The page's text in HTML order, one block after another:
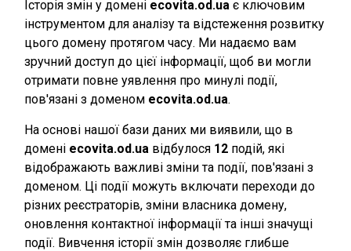
Історія змін у домені ecovita.od.ua є ключовим
інструментом для аналізу та відстеження розвитку
цього домену протягом часу. Ми надаємо вам
зручний доступ до цієї інформації, щоб ви могли
отримати повне уявлення про минулі події,
пов'язані з доменом ecovita.od.ua.
На основі нашої бази даних ми виявили, що в
домені ecovita.od.ua відбулося 12 подій, які
відображають важливі зміни та події, пов'язані з
доменом. Ці події можуть включати переходи до
різних реєстраторів, зміни власника домену,
оновлення контактної інформації та інші значущі
події. Вивчення історії змін дозволяє глибше